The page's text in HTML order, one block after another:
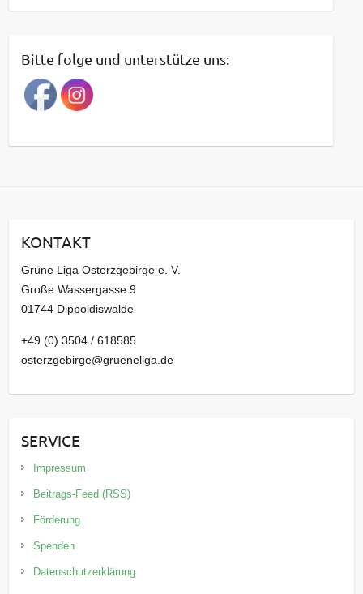
e
r
a
g
a
v
Bitte folge und unterstütze uns:
KONTAKT
Grüne Liga Osterzgebirge e. V.
Große Wassergasse 9
01744 Dippoldiswalde
+49 (0) 3504 / 618585
osterzgebirge@grueneliga.de
SERVICE
Impressum
Beitrags-Feed (RSS)
Förderung
Spenden
Datenschutzerklärung